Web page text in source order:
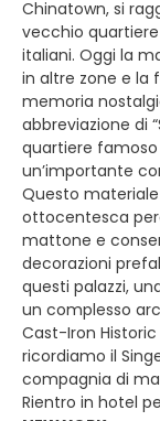
Chinatown, si
vecchio
italiani. Oggi la
in altre zone e la
memoria
abbreviazione di
quartiere famoso
un’importante
Questo
ottocentesca
mattone e
decorazioni
questi palazzi,
un complesso
Cast-Iron
ricordiamo il
compagnia di
Rientro in hotel